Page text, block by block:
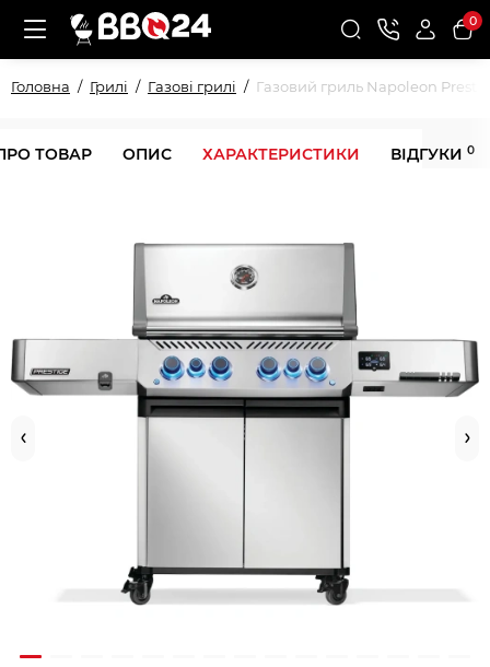
0
Головна Грилі Газові грилі Газовий гриль Napoleon
ТОВАР ОПИС ХАРАКТЕРИСТИКИ ВІДГУКИ 0